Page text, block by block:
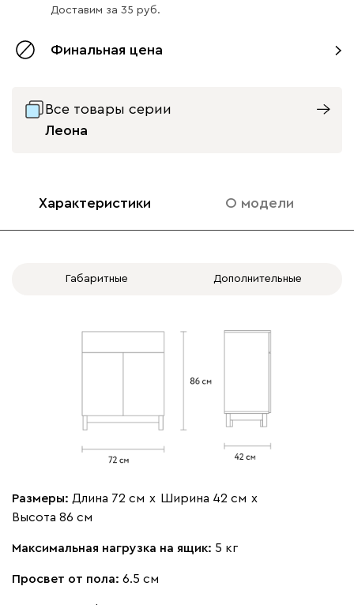
Доставим за 35
Финальная цена
Все товары серии
Леона
Характеристики О модели
Габаритные Дополнительные
Размеры: Длина 72 см х Ширина 42 см х
Высота 86 см
Максимальная нагрузка на ящик: 5 кг
Просвет от пола: 6.5 см